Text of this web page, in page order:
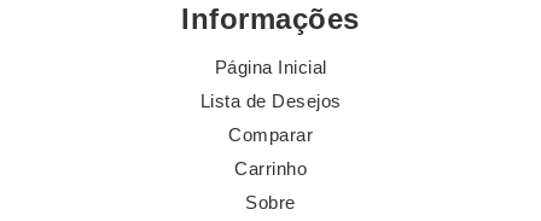
Informações
Página Inicial
Lista de Desejos
Comparar
Carrinho
Sobre